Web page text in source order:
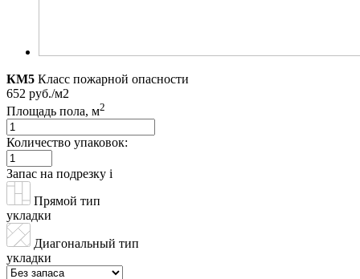
КМ5 Класс пожарной опасности
652 руб./м2
Площадь пола, м2
Количество упаковок:
Запас на подрезку i
Прямой тип
укладки
Диагональный тип
укладки